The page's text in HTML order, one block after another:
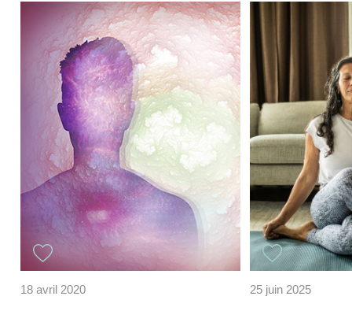
18 avril 2020 25 juin 2025